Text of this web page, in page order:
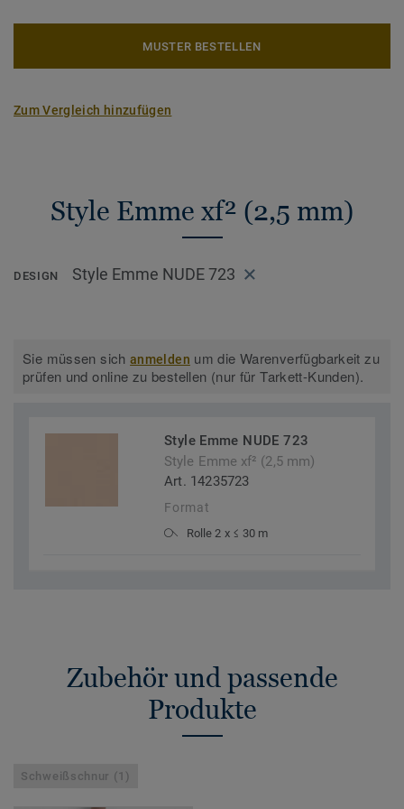
MUSTER BESTELLEN
Zum Vergleich hinzufügen
Style Emme xf² (2,5 mm)
DESIGN Style Emme NUDE 723
Sie müssen sichanmelden um die Warenverfügbarkeit zu
prüfen und online zu bestellen (nur für Tarkett-Kunden).
Style Emme NUDE 723
Style Emme xf² (2,5 mm)
Art. 14235723
Format
Rolle 2 x ≤ 30 m
Zubehör und passende
Produkte
Schweißschnur (1)